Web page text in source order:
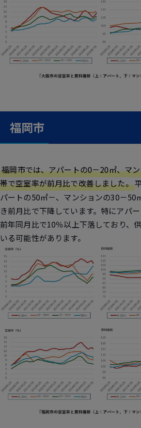
福岡市
福岡市では、アパートの0－20㎡、マ
帯で空室率が前月比で改善しました。
パートの50㎡－、マンションの30－50
き前月比で下降しています。特にアパ
前年同月比で10％以上下落しており、
いる可能性があります。